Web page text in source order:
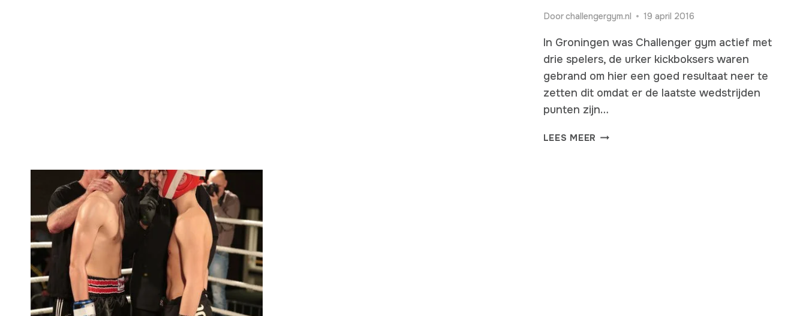
Doorchallengergym.nl 19 april 2016
In Groningen was Challenger gym actief met
drie spelers, de urker kickboksers waren
gebrand om hier een goed resultaat neer te
zetten dit omdat er de laatste wedstrijden
punten zijn…
LEES MEER CHALLENGER